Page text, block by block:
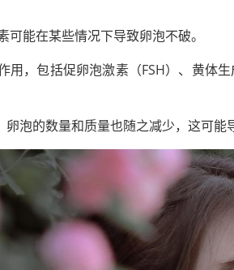
能在某些情况下导致卵泡不破。
用，包括促卵泡激素（FSH）、黄体
泡的数量和质量也随之减少，这可能